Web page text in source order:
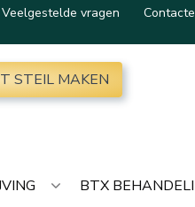
Veelgestelde vragen
STEIL MAKEN
BTX